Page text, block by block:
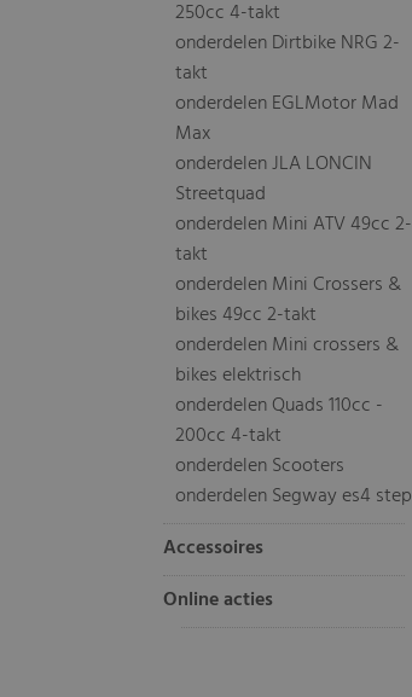
250cc 4-takt
onderdelen Dirtbike NRG 2-
takt
onderdelen EGLMotor Mad
Max
onderdelen JLA LONCIN
Streetquad
onderdelen Mini ATV 49cc 2-
takt
onderdelen Mini Crossers &
bikes 49cc 2-takt
onderdelen Mini crossers &
bikes elektrisch
onderdelen Quads 110cc -
200cc 4-takt
onderdelen Scooters
onderdelen Segway es4 step
Accessoires
Online acties